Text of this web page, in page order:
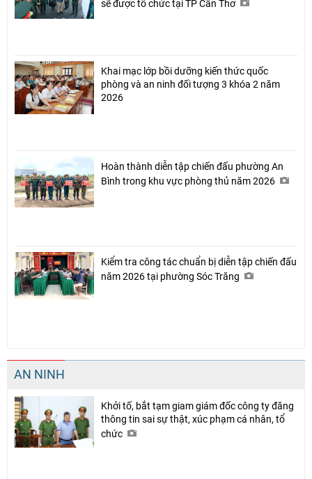
sẽ được tổ chức tại TP Cần Thơ
Khai mạc lớp bồi dưỡng kiến thức quốc
phòng và an ninh đối tượng 3 khóa 2 năm
2026
Hoàn thành diễn tập chiến đấu phường An
Bình trong khu vực phòng thủ năm 2026
Kiểm tra công tác chuẩn bị diễn tập chiến đấu
năm 2026 tại phường Sóc Trăng
AN NINH
Khởi tố, bắt tạm giam giám đốc công ty đăng
thông tin sai sự thật, xúc phạm cá nhân, tổ
chức